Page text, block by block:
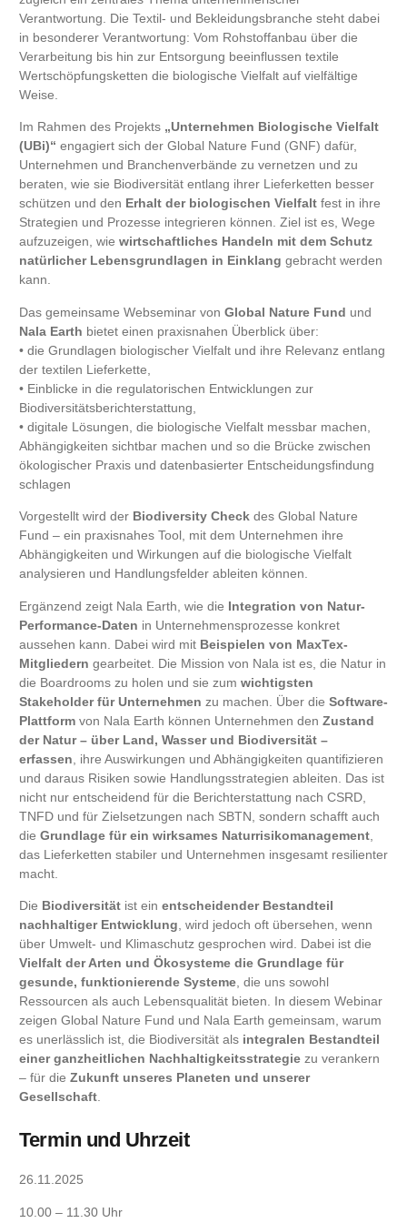
Verantwortung. Die Textil- und Bekleidungsbranche steht dabei
in besonderer Verantwortung: Vom Rohstoffanbau über die
Verarbeitung bis hin zur Entsorgung beeinflussen textile
Wertschöpfungsketten die biologische Vielfalt auf vielfältige
Weise.
Im Rahmen des Projekts „Unternehmen Biologische Vielfalt
(UBi)“ engagiert sich der Global Nature Fund (GNF) dafür,
Unternehmen und Branchenverbände zu vernetzen und zu
beraten, wie sie Biodiversität entlang ihrer Lieferketten besser
schützen und den Erhalt der biologischen Vielfalt fest in ihre
Strategien und Prozesse integrieren können. Ziel ist es, Wege
aufzuzeigen, wie wirtschaftliches Handeln mit dem Schutz
natürlicher Lebensgrundlagen in Einklang gebracht werden
kann.
Das gemeinsame Webseminar von Global Nature Fund und
Nala Earth bietet einen praxisnahen Überblick über:
• die Grundlagen biologischer Vielfalt und ihre Relevanz entlang
der textilen Lieferkette,
• Einblicke in die regulatorischen Entwicklungen zur
Biodiversitätsberichterstattung,
• digitale Lösungen, die biologische Vielfalt messbar machen,
Abhängigkeiten sichtbar machen und so die Brücke zwischen
ökologischer Praxis und datenbasierter Entscheidungsfindung
schlagen
Vorgestellt wird der Biodiversity Check des Global Nature
Fund – ein praxisnahes Tool, mit dem Unternehmen ihre
Abhängigkeiten und Wirkungen auf die biologische Vielfalt
analysieren und Handlungsfelder ableiten können.
Ergänzend zeigt Nala Earth, wie die Integration von Natur-
Performance-Daten in Unternehmensprozesse konkret
aussehen kann. Dabei wird mit Beispielen von MaxTex-
Mitgliedern gearbeitet. Die Mission von Nala ist es, die Natur in
die Boardrooms zu holen und sie zum wichtigsten
Stakeholder für Unternehmen zu machen. Über die Software-
Plattform von Nala Earth können Unternehmen den Zustand
der Natur – über Land, Wasser und Biodiversität –
erfassen , ihre Auswirkungen und Abhängigkeiten quantifizieren
und daraus Risiken sowie Handlungsstrategien ableiten. Das ist
nicht nur entscheidend für die Berichterstattung nach CSRD,
TNFD und für Zielsetzungen nach SBTN, sondern schafft auch
die Grundlage für ein wirksames Naturrisikomanagement
das Lieferketten stabiler und Unternehmen insgesamt resilienter
macht.
Die Biodiversität ist ein entscheidender Bestandteil
nachhaltiger Entwicklung , wird jedoch oft übersehen, wenn
über Umwelt- und Klimaschutz gesprochen wird. Dabei ist die
Vielfalt der Arten und Ökosysteme die Grundlage für
gesunde, funktionierende Systeme , die uns sowohl
Ressourcen als auch Lebensqualität bieten. In diesem Webinar
zeigen Global Nature Fund und Nala Earth gemeinsam, warum
es unerlässlich ist, die Biodiversität als integralen Bestandteil
einer ganzheitlichen Nachhaltigkeitsstrategie zu verankern
– für die Zukunft unseres Planeten und unserer
Gesellschaft
Termin und Uhrzeit
26.11.2025
10.00 – 11.30 Uhr